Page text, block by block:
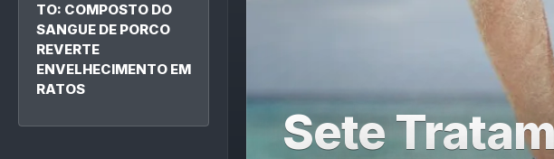
TO: COMPOSTO DO
SANGUE DE PORCO
REVERTE
ENVELHECIMENTO EM
RATOS
Sete